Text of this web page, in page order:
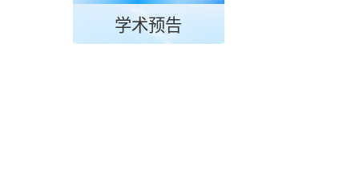
学术预告